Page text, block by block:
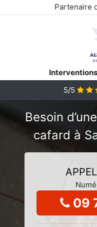
Partenaire
5/5
Besoin
cafard à
09